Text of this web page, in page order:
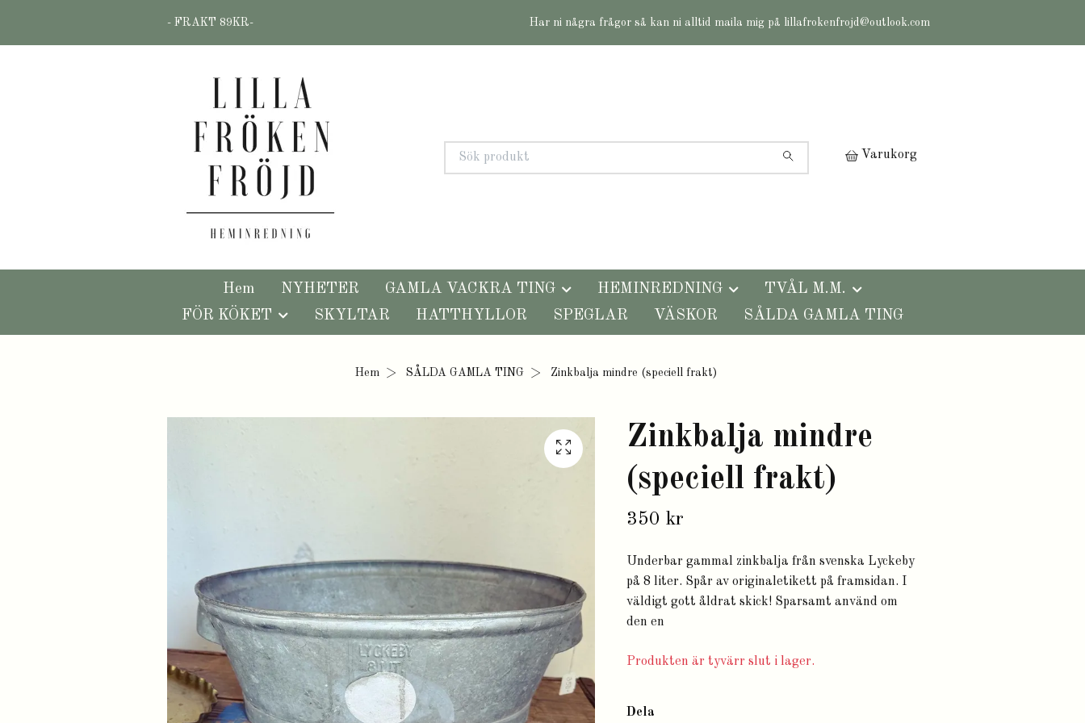
- FRAKT 89KR- Har ni några frågor så kan ni alltid maila mig på lillafrokenfrojd@outlook.com
Varukorg
Hem NYHETER GAMLA VACKRA TING HEMINREDNING
TVÅL M.M.
FÖR KÖKET
SKYLTAR HATTHYLLOR SPEGLAR VÄSKOR SÅLDA GAMLA TING
Hem SÅLDA GAMLA TING Zinkbalja mindre (speciell frakt)
Zinkbalja mindre
(speciell frakt)
350 kr
Underbar gammal zinkbalja från svenska Lyckeby
på 8 liter. Spår av originaletikett på framsidan. I
väldigt gott åldrat skick! Sparsamt använd om
den en
Produkten är tyvärr slut i lager.
Dela